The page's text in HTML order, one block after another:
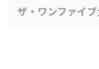
ザ・ワンファイ